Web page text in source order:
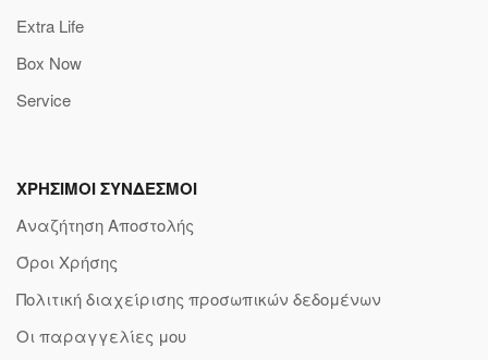
Extra Life
Box Now
Service
ΧΡΗΣΙΜΟΙ ΣΥΝΔΕΣΜΟΙ
Αναζήτηση Αποστολής
Όροι Χρήσης
Πολιτική διαχείρισης προσωπικών δεδομένων
Οι παραγγελίες μου